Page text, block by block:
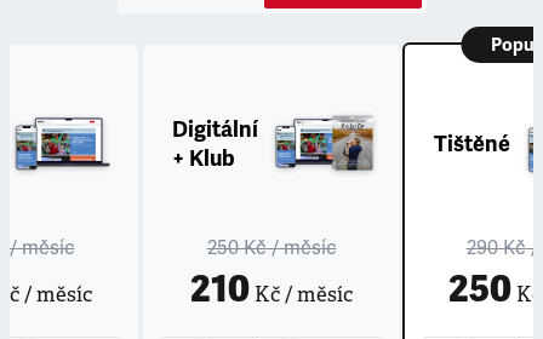
/ měsíc
/ měsíc
Digitální
+ Klub
250 Kč/ měsíc
210 Kč / měsíc
Tištěné
290 Kč/
250Kč